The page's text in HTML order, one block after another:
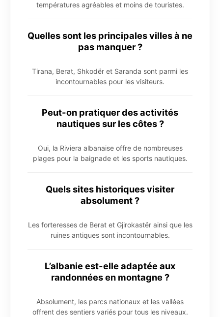
températures agréables et moins de touristes.
Quelles sont les principales villes à ne
pas manquer ?
Tirana, Berat, Shkodër et Saranda sont parmi les
incontournables pour les visiteurs.
Peut-on pratiquer des activités
nautiques sur les côtes ?
Oui, la Riviera albanaise offre de nombreuses
plages pour la baignade et les sports nautiques.
Quels sites historiques visiter
absolument ?
Les forteresses de Berat et Gjirokastër ainsi que les
ruines antiques sont incontournables.
L’albanie est-elle adaptée aux
randonnées en montagne ?
Absolument, les parcs nationaux et les vallées
offrent des sentiers variés pour tous les niveaux.